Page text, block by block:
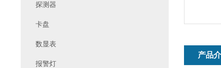
产品
探测器
卡盘
数显表
报警灯